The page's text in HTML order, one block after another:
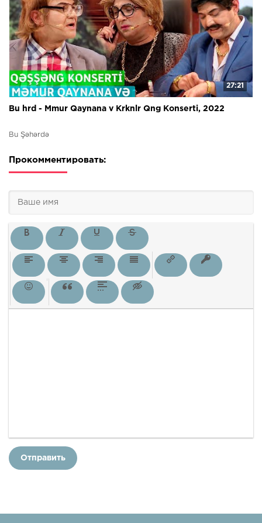
27:21
Bu hrd - Mmur Qaynana v Krknlr Qng Konserti, 2022
Bu Şəhərdə
Прокомментировать:
Отправить